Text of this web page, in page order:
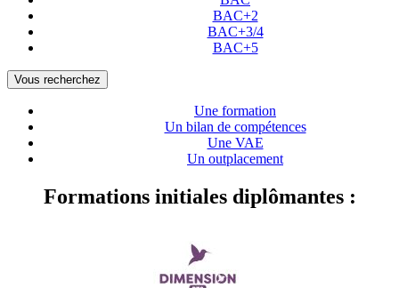
BAC+2
BAC+3/4
BAC+5
Vous recherchez
Une formation
Un bilan de compétences
Une VAE
Un outplacement
Formations initiales diplômantes :